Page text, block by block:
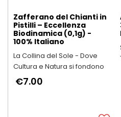
Zafferano del Chianti in
Pistilli – Eccellenza
Biodinamica (0,1g) -
100% Italiano
La Collina del Sole - Dove
Cultura e Natura si fondono
€7.00